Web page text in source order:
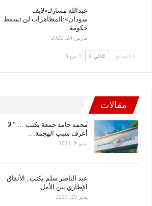
عبدالله مسارلـ«لايف
سودان»:المظاهرات لن تسقط
حكومة…
مارس 24, 2022
السابق التالي 1 من 3
مقالات
محمد حامد جمعة يكتب … ” لا
أعرف سبب الهجمة…
مايو 9, 2024
عبد الناصر سلم يكتب.. الأتفاق
الإطاري بين الأمل…
يناير 29, 2023